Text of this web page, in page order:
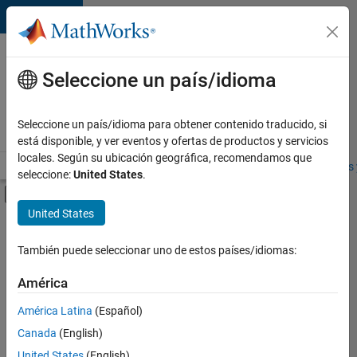
Saltar al contenido
Ofertas
de
empleo
MathWorks
Visión general Búsqueda de empleo Oficinas locales
Contenido principal
FILTRADO POR
Seleccione un país/idioma
Seleccione un país/idioma para obtener contenido traducido, si
está disponible, y ver eventos y ofertas de productos y servicios
locales. Según su ubicación geográfica, recomendamos que
seleccione:United States.
United States
También puede seleccionar uno de estos países/idiomas:
América
América Latina (Español)
Canada (English)